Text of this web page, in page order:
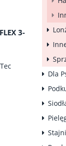
3-
Dla